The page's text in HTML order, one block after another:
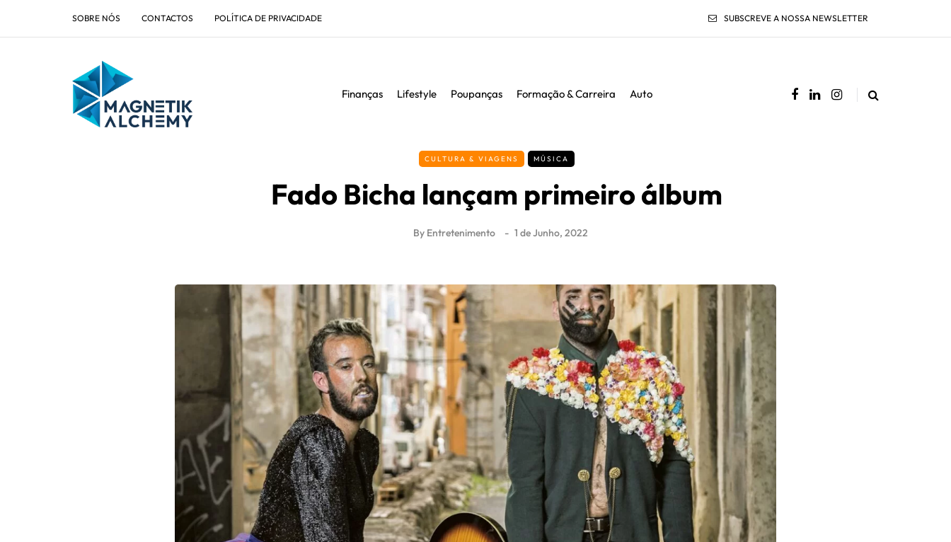
SOBRE NÓS CONTACTOS POLÍTICA DE PRIVACIDADE SUBSCREVE A NOSSA NEWSLETTER
Finanças Lifestyle Poupanças Formação & Carreira Auto
CULTURA & VIAGENS MÚSICA
Fado Bicha lançam primeiro álbum
By Entretenimento 1 de Junho, 2022